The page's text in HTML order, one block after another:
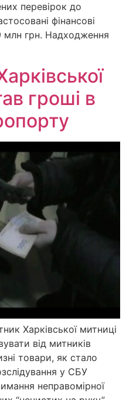
перевірок до
фінансові
млн грн. Надходження
гроші в
Харківської митниці
від митників
товари, як стало
у СБУ
неправомірної